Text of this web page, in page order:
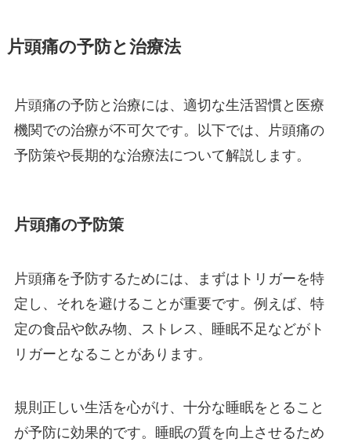
片頭痛の予防と治療法
片頭痛の予防と治療には、適切な生活習慣と医療
機関での治療が不可欠です。以下では、片頭痛の
予防策や長期的な治療法について解説します。
片頭痛の予防策
片頭痛を予防するためには、まずはトリガーを特
定し、それを避けることが重要です。例えば、特
定の食品や飲み物、ストレス、睡眠不足などがト
リガーとなることがあります。
規則正しい生活を心がけ、十分な睡眠をとること
が予防に効果的です。睡眠の質を向上させるため